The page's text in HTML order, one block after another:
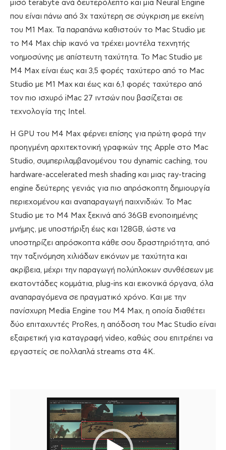
μισό terabyte ανά δευτερόλεπτο και μια Neural Engine
που είναι πάνω από 3x ταχύτερη σε σύγκριση με εκείνη
του M1 Max. Τα παραπάνω καθιστούν το Mac Studio με
το M4 Max chip ικανό να τρέχει μοντέλα τεχνητής
νοημοσύνης με απίστευτη ταχύτητα. Το Mac Studio με
M4 Max είναι έως και 3,5 φορές ταχύτερο από το Mac
Studio με M1 Max και έως και 6,1 φορές ταχύτερο από
τον πιο ισχυρό iMac 27 ιντσών που βασίζεται σε
τεχνολογία της Intel.
Η GPU του M4 Max φέρνει επίσης για πρώτη φορά την
προηγμένη αρχιτεκτονική γραφικών της Apple στο Mac
Studio, συμπεριλαμβανομένου του dynamic caching, του
hardware-accelerated mesh shading και μιας ray-tracing
engine δεύτερης γενιάς για πιο απρόσκοπτη δημιουργία
περιεχομένου και αναπαραγωγή παιχνιδιών. Το Mac
Studio με το M4 Max ξεκινά από 36GB ενοποιημένης
μνήμης, με υποστήριξη έως και 128GB, ώστε να
υποστηρίζει απρόσκοπτα κάθε σου δραστηριότητα, από
την ταξινόμηση χιλιάδων εικόνων με ταχύτητα και
ακρίβεια, μέχρι την παραγωγή πολύπλοκων συνθέσεων με
εκατοντάδες κομμάτια, plug-ins και εικονικά όργανα, όλα
αναπαραγόμενα σε πραγματικό χρόνο. Και με την
πανίσχυρη Media Engine του M4 Max, η οποία διαθέτει
δύο επιταχυντές ProRes, η απόδοση του Mac Studio είναι
εξαιρετική για καταγραφή video, καθώς σου επιτρέπει να
εργαστείς σε πολλαπλά streams στα 4Κ.
Αναπαραγωγής